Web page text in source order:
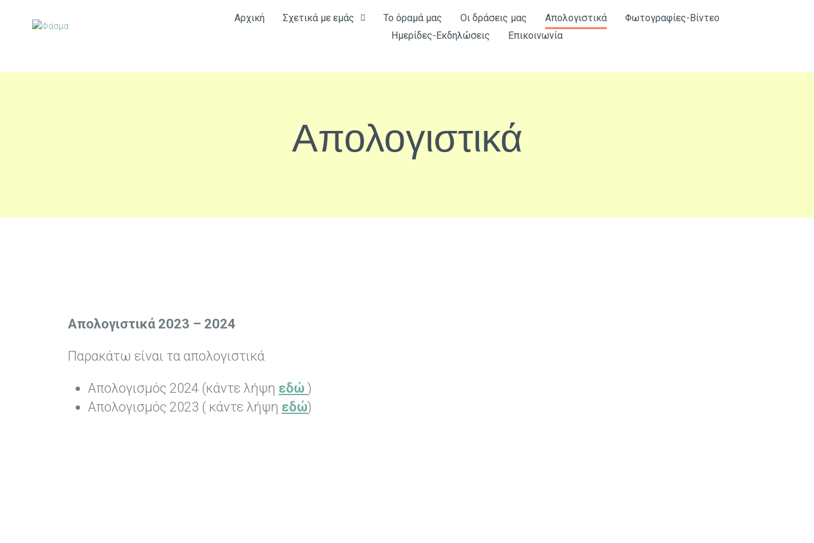
Αρχική Σχετικά με εμάς Το όραμά μας Οι δράσεις μας Απολογιστικά
Φωτογραφίες-Βίντεο
Ημερίδες-Εκδηλώσεις
Επικοινωνία
Απολογιστικά
Απολογιστικά 2023 – 2024
Παρακάτω είναι τα απολογιστικά
Απολογισμός 2024 (κάντε λήψη εδώ )
Απολογισμός 2023 ( κάντε λήψη εδώ)